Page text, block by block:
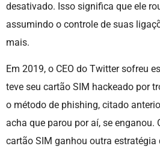
desativado. Isso significa que ele
assumindo o controle de suas
mais.
Em 2019, o CEO do Twitter sofreu
teve seu cartão SIM hackeado por
o método de phishing, citado
acha que parou por aí, se enganou.
cartão SIM ganhou outra estratégia